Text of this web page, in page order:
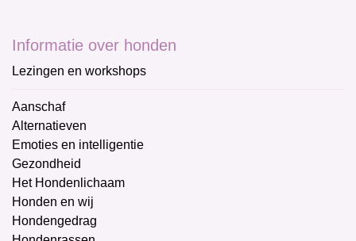
Informatie over honden
Lezingen en workshops
Aanschaf
Alternatieven
Emoties en intelligentie
Gezondheid
Het Hondenlichaam
Honden en wij
Hondengedrag